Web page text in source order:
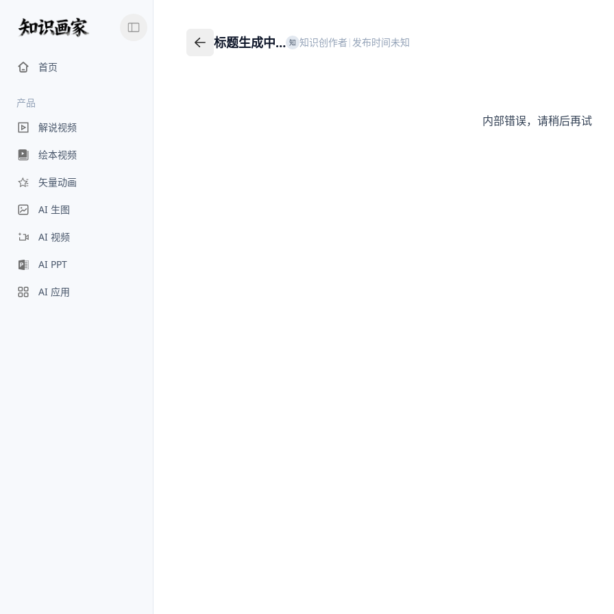
首页
产品
解说视频
绘本视频
矢量动画
AI 生图
AI 视频
AI PPT
AI 应用
标题生成中…
返回我的知识
标题生成中… 知 知识创作者|发布时间未知
内部错误，请稍后再试